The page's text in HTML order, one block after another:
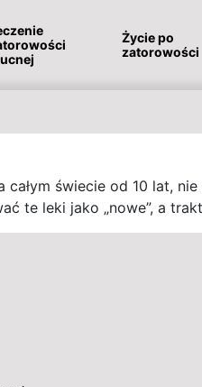
Życie po
zatorowości
świecie od 10 lat,
te leki jako „nowe”, a